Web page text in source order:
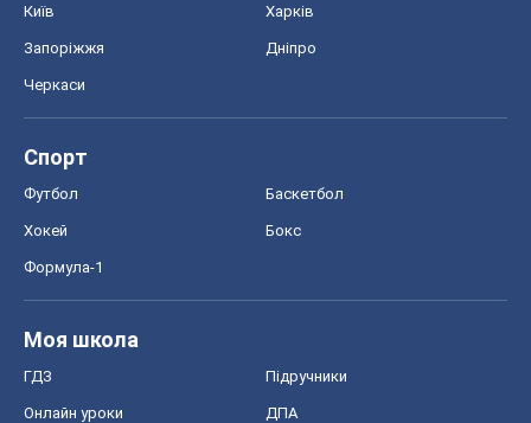
Київ Харків
Запоріжжя Дніпро
Черкаси
Спорт
Футбол Баскетбол
Хокей Бокс
Формула-1
Моя школа
ГДЗ Підручники
Онлайн уроки ДПА